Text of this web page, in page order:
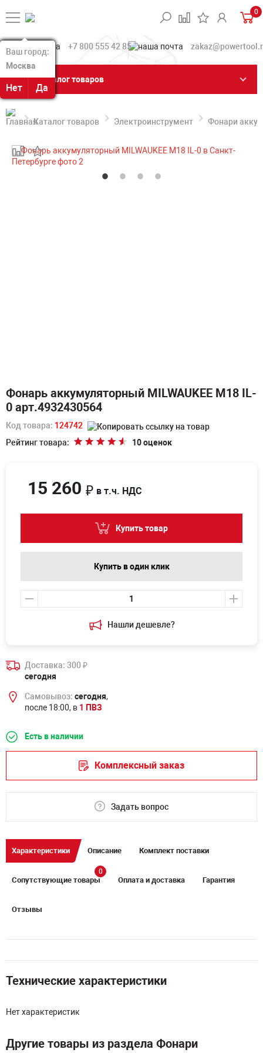
Ваш город:
Москва
Нет Да
Ваш город:
Москва
Нет Да
0
+7 800 555 42 85
Каталог товаров
Каталог товаров Электроинструмент Фонари
Фонарь аккумуляторный MILWAUKEE M18 IL-
0 арт.4932430564
Код товара: 124742
Рейтинг товара:
10 оценок
Нашли дешевле?
15 260 ₽ в т.ч. НДС
Купить товар
Купить в один клик
Доставка: 300₽
сегодня
Самовывоз: сегодня,
после 18:00, в 1 ПВЗ
Есть в наличии
Комплексный заказ
Задать вопрос
Характеристики Описание Комплект поставки
Сопутствующие товары
0
Оплата и доставка Гарантия
Отзывы
Технические характеристики
Нет характеристик
Другие товары из раздела Фонари